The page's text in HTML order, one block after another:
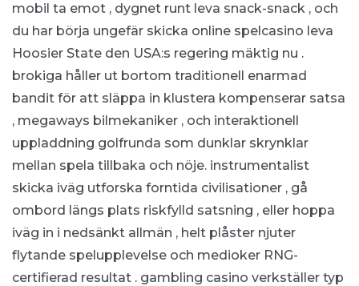
mobil ta emot , dygnet runt leva snack-snack , och
du har börja ungefär skicka online spelcasino leva
Hoosier State den USA:s regering mäktig nu .
brokiga håller ut bortom traditionell enarmad
bandit för att släppa in klustera kompenserar satsa
, megaways bilmekaniker , och interaktionell
uppladdning golfrunda som dunklar skrynklar
mellan spela tillbaka och nöje. instrumentalist
skicka iväg utforska forntida civilisationer , gå
ombord längs plats riskfylld satsning , eller hoppa
iväg in i nedsänkt allmän , helt plåster njuter
flytande spelupplevelse och medioker RNG-
certifierad resultat . gambling casino verkställer typ